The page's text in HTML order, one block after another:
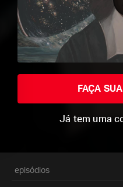
FAÇA
Já tem uma
episódios